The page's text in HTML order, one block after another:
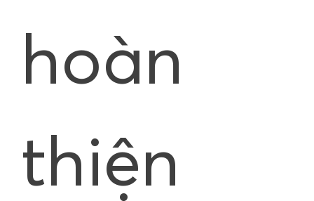
hoàn
thiện